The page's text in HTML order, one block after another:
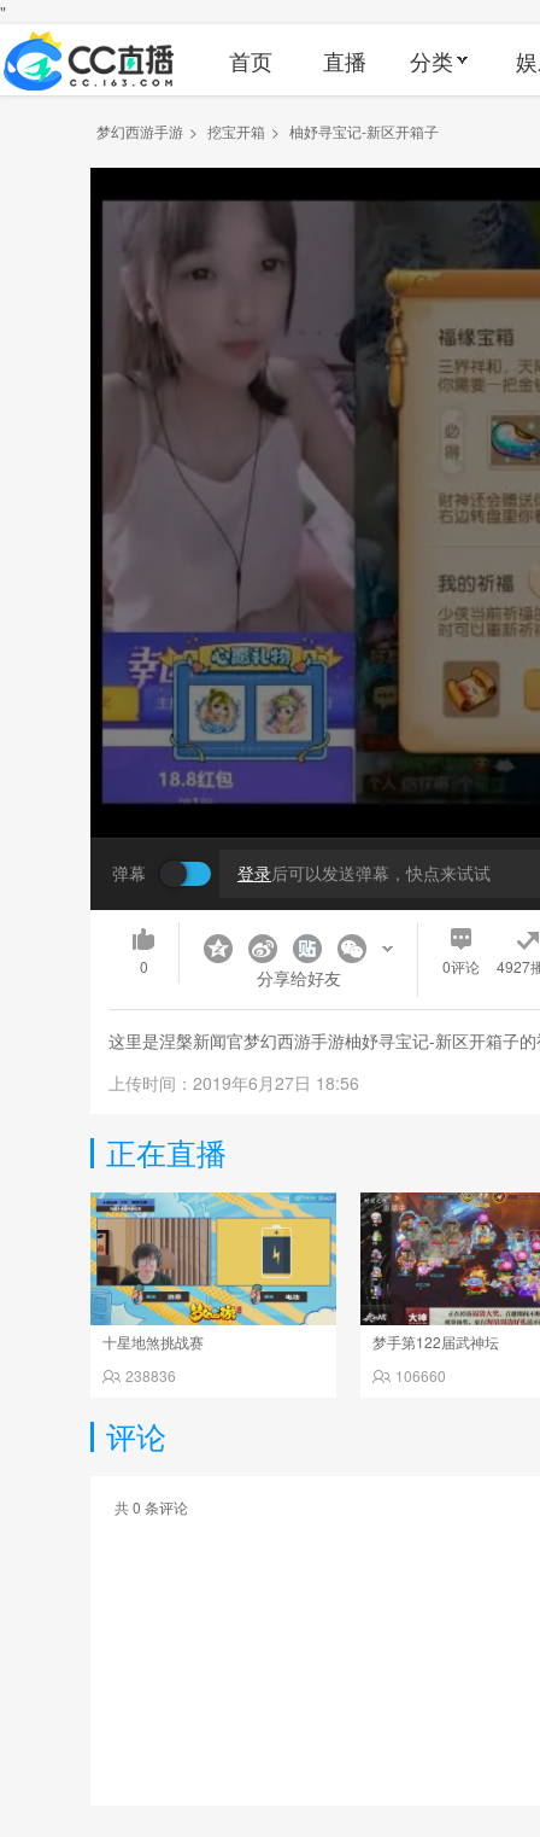
"
首页 直播 分类
梦幻西游手游 > 挖宝开箱 > 柚妤寻宝记-新区开箱子
弹幕 登录后可以发送弹幕，快点来试试
0 分享给好友 0评论 4927
这里是涅槃新闻官梦幻西游手游柚妤寻宝记-新区开箱子
上传时间：2019年6月27日 18:56
正在直播
十星地煞挑战赛
238836
梦手第122届武神坛
106660
评论
共0 条评论